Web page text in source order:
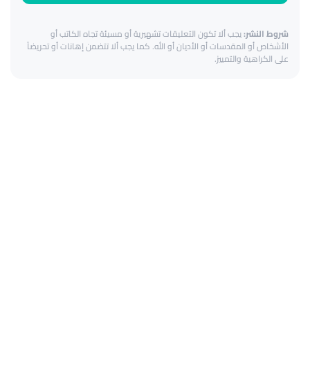
شروط النشر:يجب ألا تكون التعليقات تشهيرية أو مسيئة تجاه الكاتب أو
الأشخاص أو المقدسات أو الأديان أو الله. كما يجب ألا تتضمن إهانات أو تحريضاً
على الكراهية والتمييز.